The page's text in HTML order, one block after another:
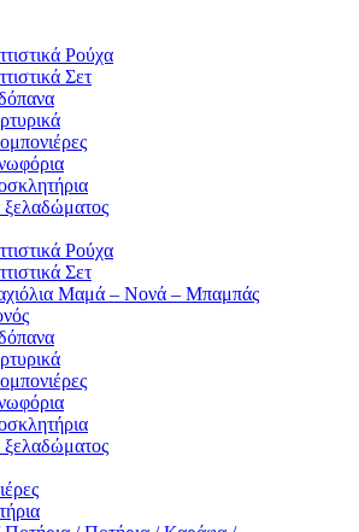
Ρούχα
Σετ
ξελαδώματος
Ρούχα
Σετ
Μαμά – Νονά – Μπαμπάς
ξελαδώματος